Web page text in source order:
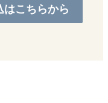
こちらから